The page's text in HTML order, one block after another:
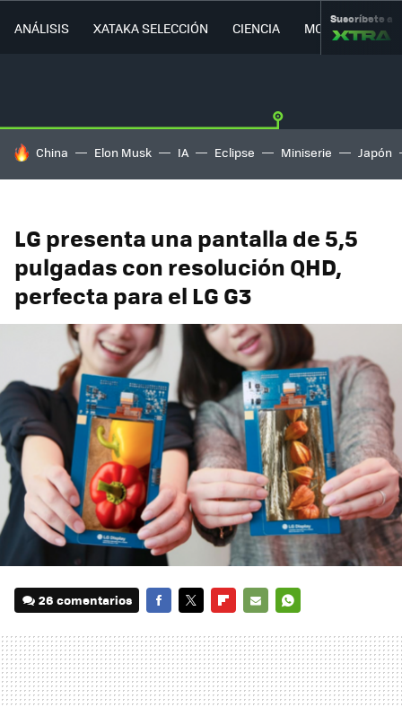
ANÁLISIS XATAKA SELECCIÓN CIENCIA MOVILIDAD
Suscríbete a
HOY SE HABLA DE
China Elon Musk IA Eclipse Miniserie Japón
LG presenta una pantalla de 5,5
pulgadas con resolución QHD,
perfecta para el LG G3
26 comentarios
MAIL